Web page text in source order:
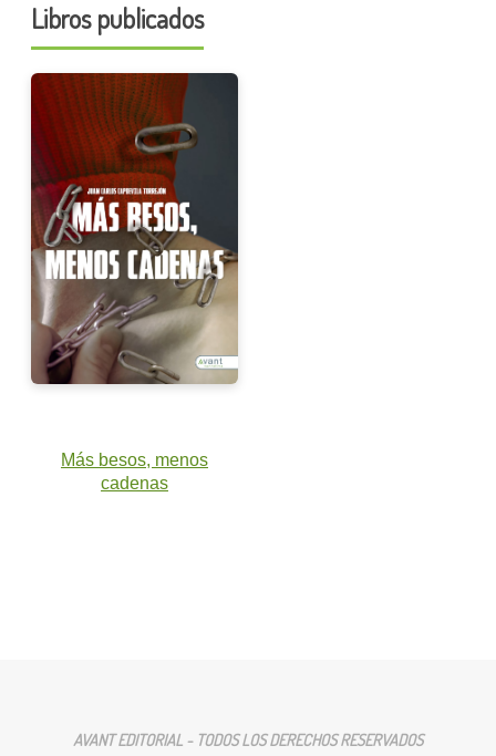
Libros publicados
Más besos, menos
cadenas
AVANT EDITORIAL - TODOS LOS DERECHOS RESERVADOS